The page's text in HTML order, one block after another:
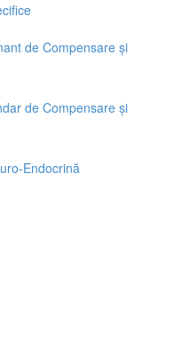
de Compensare și
de Compensare și
Endocrină